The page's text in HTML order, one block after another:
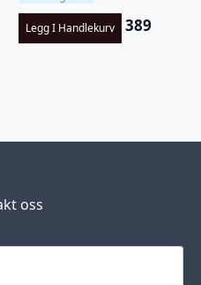
Legg I Handlekurv 389
oss